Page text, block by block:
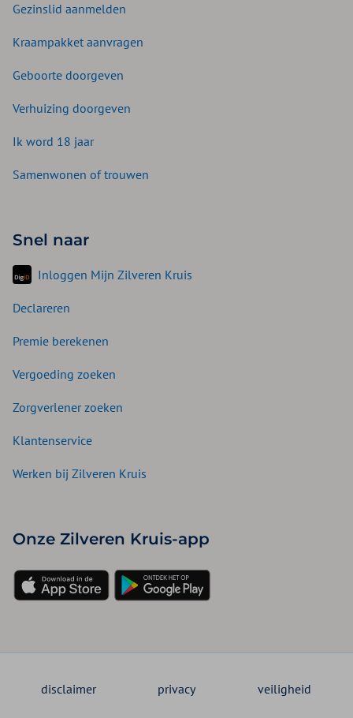
Gezinslid aanmelden
Kraampakket aanvragen
Geboorte doorgeven
Verhuizing doorgeven
Ik word 18 jaar
Samenwonen of trouwen
Snel naar
Inloggen Mijn Zilveren Kruis
Declareren
Premie berekenen
Vergoeding zoeken
Zorgverlener zoeken
Klantenservice
Werken bij Zilveren Kruis
Onze Zilveren Kruis-app
disclaimer privacy veiligheid